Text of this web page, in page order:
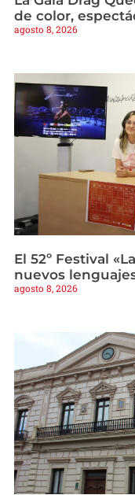
de color,
agosto 8, 2026
El 52º Festival
nuevos
agosto 8, 2026